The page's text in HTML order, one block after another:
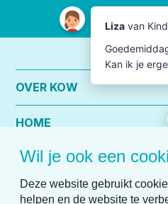
OVER KOW
HOME
PRAKTISCHE INFO
Wil je ook een
Deze website gebruikt
helpen en de website te